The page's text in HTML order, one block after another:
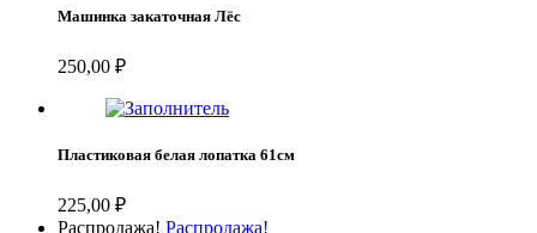
Машинка закаточная Лёс
250,00 ₽
Пластиковая белая лопатка 61см
225,00 ₽
Распродажа! Распродажа!